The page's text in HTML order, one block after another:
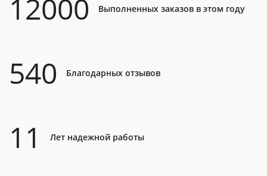
12000 Выполненных заказов в этом году
540 Благодарных отзывов
11 Лет надежной работы